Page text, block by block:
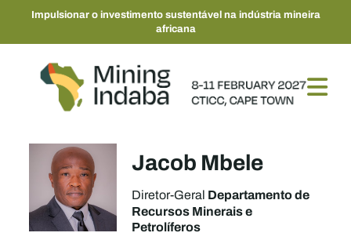
Impulsionar o investimento sustentável na indústria mineira
africana
Jacob Mbele
Diretor-Geral Departamento de
Recursos Minerais e
Petrolíferos